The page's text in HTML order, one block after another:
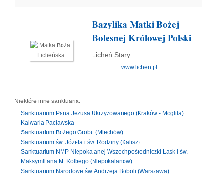
Bazylika Matki Bożej
Bolesnej Królowej Polski
Licheń Stary
www.lichen.pl
Niektóre inne sanktuaria:
Sanktuarium Pana Jezusa Ukrzyżowanego (Kraków - Mogliła)
Kalwaria Pacławska
Sanktuarium Bożego Grobu (Miechów)
Sanktuarium św. Józefa i św. Rodziny (Kalisz)
Sanktuarium NMP Niepokalanej Wszechpośredniczki Łask i św.
Maksymiliana M. Kolbego (Niepokalanów)
Sanktuarium Narodowe św. Andrzeja Boboli (Warszawa)